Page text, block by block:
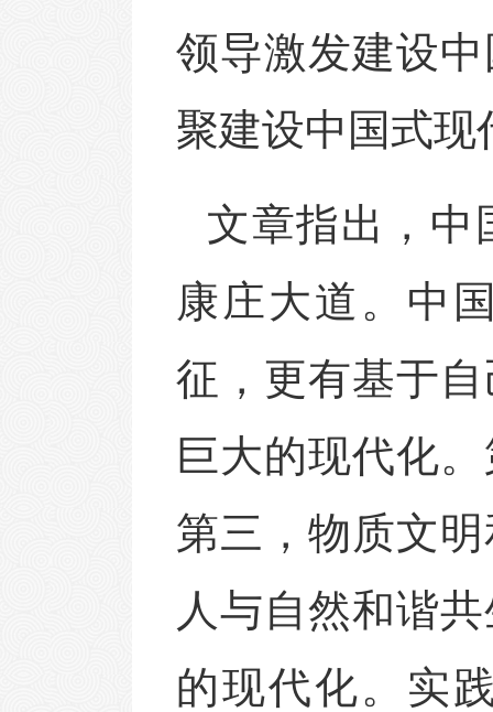
领导激发建设
聚建设中国式现
文章指出，中
康庄大道。中
征，更有基于
巨大的现代化
第三，物质文
人与自然和谐
的现代化。实